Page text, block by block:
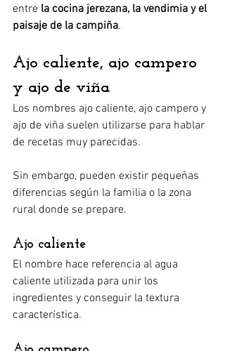
entre la cocina jerezana, la vendimia y el
paisaje de la campiña.
Ajo caliente, ajo campero
y ajo de viña
Los nombres ajo caliente, ajo campero y
ajo de viña suelen utilizarse para hablar
de recetas muy parecidas.
Sin embargo, pueden existir pequeñas
diferencias según la familia o la zona
rural donde se prepare.
Ajo caliente
El nombre hace referencia al agua
caliente utilizada para unir los
ingredientes y conseguir la textura
característica.